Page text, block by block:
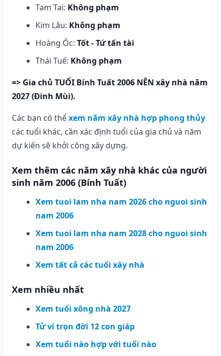
Tam Tai: Không phạm
Kim Lâu: Không phạm
Hoàng Ốc: Tốt - Tứ tấn tài
Thái Tuế: Không phạm
=> Gia chủ TUỔI Bính Tuất 2006 NÊN xây nhà năm
2027 (Đinh Mùi).
Các bạn có thểxem năm xây nhà hợp phong thủy
các tuổi khác, cần xác định tuổi của gia chủ và năm
dự kiến sẽ khởi công xây dựng.
Xem thêm các năm xây nhà khác của người
sinh năm 2006 (Bính Tuất)
Xem tuoi lam nha nam 2026 cho nguoi sinh
nam 2006
Xem tuoi lam nha nam 2028 cho nguoi sinh
nam 2006
Xem tất cả các tuổi xây nhà
Xem nhiều nhất
Xem tuổi xông nhà 2027
Tử vi trọn đời 12 con giáp
Xem tuổi nào hợp với tuổi nào